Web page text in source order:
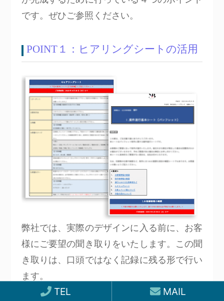
です。ぜひご参照ください。
POINT１：ヒアリングシートの活用
弊社では、実際のデザインに入る前に、お客
様にご要望の聞き取りをいたします。この聞
き取りは、口頭ではなく記録に残る形で行い
ます。
TEL MAIL